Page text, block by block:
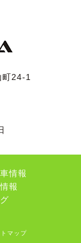
24-1
情報
報
マップ